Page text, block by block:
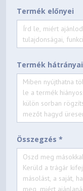
Country/Region
TopSeller
EAN / UPC / JAN
Announce Date
End of Support
Termék előnyei
Termék hátrányai
Összegzés *